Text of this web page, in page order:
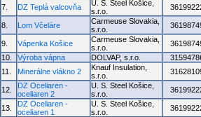
7. DZ Teplá valcovňa
U. S. Steel Košice,
s.r.o.
8. Lom Včeláre
Carmeuse Slovakia,
s.r.o.
9. Vápenka Košice
Carmeuse Slovakia,
s.r.o.
10.
Výroba vápna DOLVAP, s.r.o.
11.
Minerálne vlákno 2
Knauf Insulation,
s.r.o.
12.
DZ Oceliaren -
oceliaren 2
U. S. Steel Košice,
s.r.o.
13.
DZ Oceliaren -
oceliaren 1
U. S. Steel Košice,
s.r.o.